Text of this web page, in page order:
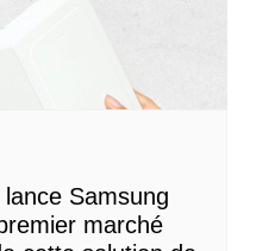
Samsung
marché